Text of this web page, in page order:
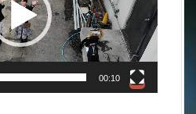
00:10